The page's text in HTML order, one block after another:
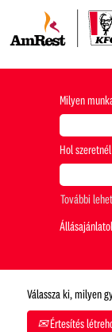
Milyen
Hol
További
Válassza ki, milyen
Értesítés